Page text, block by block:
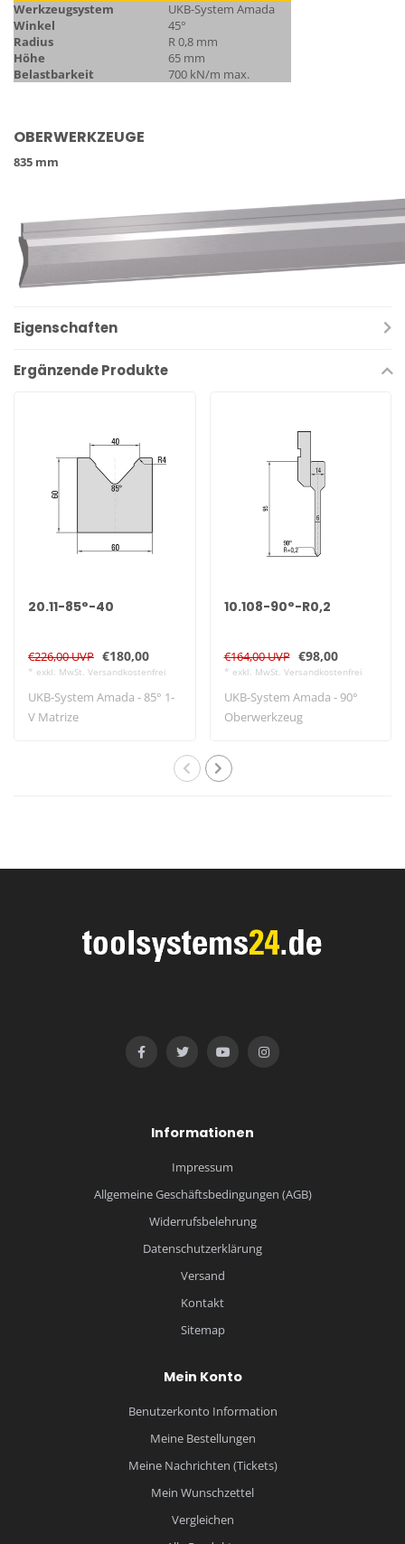
Werkzeugsystem
UKB-System Amada
Winkel
45°
Radius
R 0,8 mm
Höhe
65 mm
Belastbarkeit
700 kN/m max.
OBERWERKZEUGE
835 mm
Eigenschaften
Ergänzende Produkte
20.11-85°-40
€226,00 UVP €180,00
* exkl. MwSt. Versandkostenfrei
UKB-System Amada - 85° 1-
V Matrize
10.108-90°-R0,2
€164,00 UVP €98,00
* exkl. MwSt. Versandkostenfrei
UKB-System Amada - 90°
Oberwerkzeug
Informationen
Impressum
Allgemeine Geschäftsbedingungen (AGB)
Widerrufsbelehrung
Datenschutzerklärung
Versand
Kontakt
Sitemap
Mein Konto
Benutzerkonto Information
Meine Bestellungen
Meine Nachrichten (Tickets)
Mein Wunschzettel
Vergleichen